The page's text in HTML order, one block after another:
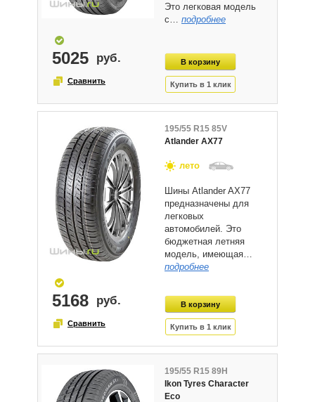
Это легковая модель
с… подробнее
5025
195/55 R15 85V
Atlander AX77
лето
Шины Atlander AX77
предназначены для
легковых
автомобилей. Это
бюджетная летняя
модель, имеющая…
подробнее
5168
195/55 R15 89H
Ikon Tyres Character
Eco